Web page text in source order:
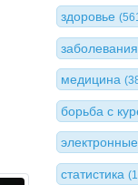
здоровье
заболевания
медицина
борьба с
статистика